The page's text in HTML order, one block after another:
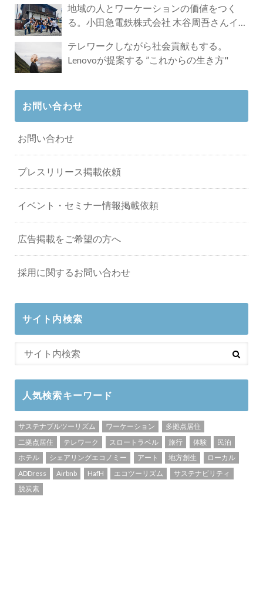
地域の人とワーケーションの価値をつく
る。小田急電鉄株式会社 木谷周吾さんイン
テレワークしながら社会貢献もする。
Lenovoが提案する ”これからの生き方"
お問い合わせ
お問い合わせ
プレスリリース掲載依頼
イベント・セミナー情報掲載依頼
広告掲載をご希望の方へ
採用に関するお問い合わせ
サイト内検索
人気検索キーワード
サステナブルツーリズム ワーケーション
多拠点居住
二拠点居住
テレワーク スロートラベル 旅行 体験
民泊
ホテル
シェアリングエコノミー アート 地方創生
ローカル
ADDress
Airbnb HafH エコツーリズム
サステナビリティ
脱炭素